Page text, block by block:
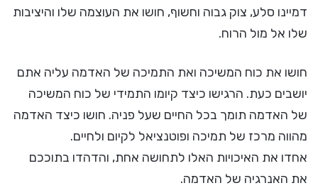
דמיינו סלע, צוק גבוה וחשוף, חושו את העוצמה שלו והיציבות
שלו אל מול הרוח.
חושו את כוח המשיכה ואת התמיכה של האדמה עליה אתם
יושבים כעת. הרגישו כיצד קיומו התמידי של כוח המשיכה
של האדמה תומך בכל החיים שעל פניה. חושו כיצד האדמה
מהווה מרכז של תמיכה ופוטנציאל לקיום ולחיים.
אחדו את האיכויות האלו לתחושה אחת, והדהדו בתוככם
את האנרגיה של האדמה.